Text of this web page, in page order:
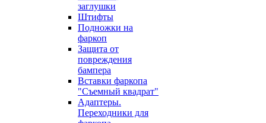
заглушки
Штифты
Подножки на
фаркоп
Защита от
повреждения
бампера
Вставки фаркопа
"Съемный квадрат"
Адаптеры.
Переходники для